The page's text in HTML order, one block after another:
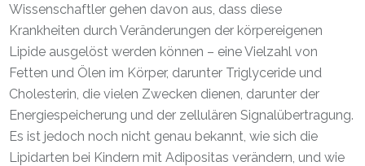
Wissenschaftler gehen davon aus, dass diese
Krankheiten durch Veränderungen der körpereigenen
Lipide ausgelöst werden können – eine Vielzahl von
Fetten und Ölen im Körper, darunter Triglyceride und
Cholesterin, die vielen Zwecken dienen, darunter der
Energiespeicherung und der zellulären Signalübertragung.
Es ist jedoch noch nicht genau bekannt, wie sich die
Lipidarten bei Kindern mit Adipositas verändern, und wie